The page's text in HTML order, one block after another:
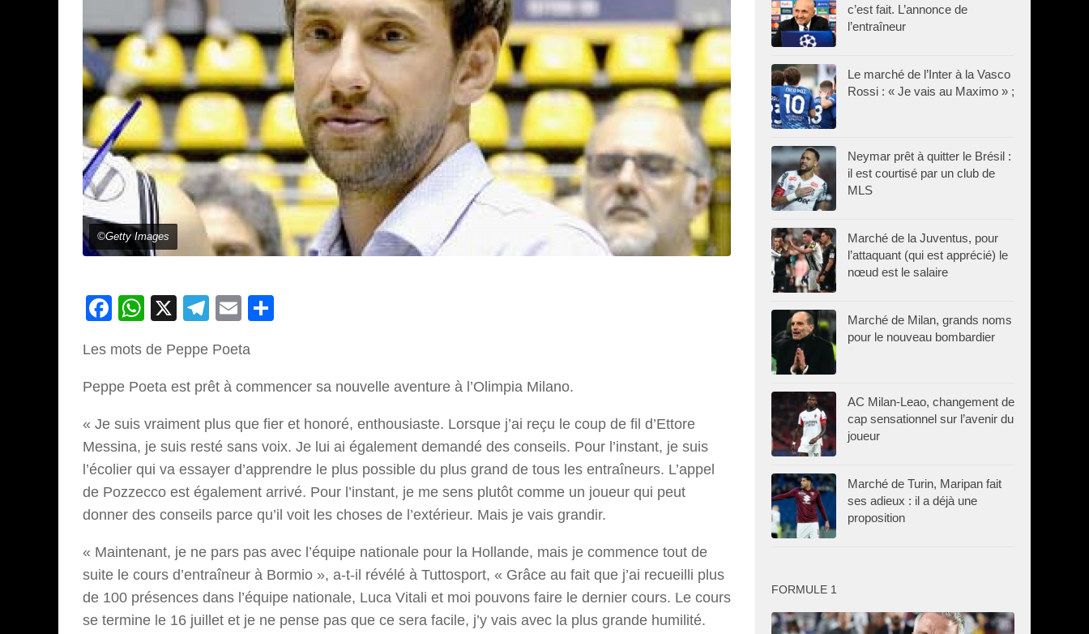
©Getty Images
Facebook
WhatsApp
X Telegram
Email
Les mots de Peppe Poeta
Peppe Poeta est prêt à commencer sa nouvelle aventure à l’Olimpia Milano.
« Je suis vraiment plus que fier et honoré, enthousiaste. Lorsque j’ai reçu le coup de fil d’Ettore
Messina, je suis resté sans voix. Je lui ai également demandé des conseils. Pour l’instant, je suis
l’écolier qui va essayer d’apprendre le plus possible du plus grand de tous les entraîneurs. L’appel
de Pozzecco est également arrivé. Pour l’instant, je me sens plutôt comme un joueur qui peut
donner des conseils parce qu’il voit les choses de l’extérieur. Mais je vais grandir.
« Maintenant, je ne pars pas avec l’équipe nationale pour la Hollande, mais je commence tout de
suite le cours d’entraîneur à Bormio », a-t-il révélé à Tuttosport, « Grâce au fait que j’ai recueilli plus
de 100 présences dans l’équipe nationale, Luca Vitali et moi pouvons faire le dernier cours. Le cours
se termine le 16 juillet et je ne pense pas que ce sera facile, j’y vais avec la plus grande humilité.
c’est fait. L’annonce de
l’entraîneur
Le marché de l’Inter à la Vasco
Rossi : « Je vais au Maximo » ;
Neymar prêt à quitter le Brésil :
il est courtisé par un club de
MLS
Marché de la Juventus, pour
l’attaquant (qui est apprécié) le
nœud est le salaire
Marché de Milan, grands noms
pour le nouveau bombardier
AC Milan-Leao, changement de
cap sensationnel sur l’avenir du
joueur
Marché de Turin, Maripan fait
ses adieux : il a déjà une
proposition
FORMULE 1